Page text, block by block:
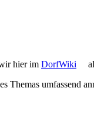
hier im DorfWiki
Themas umfassend